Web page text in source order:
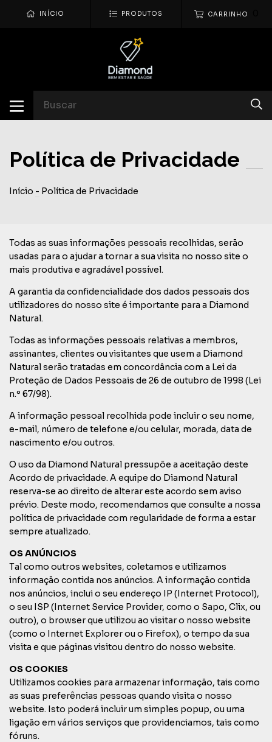
INÍCIO PRODUTOS CARRINHO
Política de Privacidade
Início - Política de Privacidade
Todas as suas informações pessoais recolhidas, serão
usadas para o ajudar a tornar a sua visita no nosso site o
mais produtiva e agradável possível.
A garantia da confidencialidade dos dados pessoais dos
utilizadores do nosso site é importante para a Diamond
Natural.
Todas as informações pessoais relativas a membros,
assinantes, clientes ou visitantes que usem a Diamond
Natural serão tratadas em concordância com a Lei da
Proteção de Dados Pessoais de 26 de outubro de 1998 (Lei
n.º 67/98).
A informação pessoal recolhida pode incluir o seu nome,
e-mail, número de telefone e/ou celular, morada, data de
nascimento e/ou outros.
O uso da Diamond Natural pressupõe a aceitação deste
Acordo de privacidade. A equipe do Diamond Natural
reserva-se ao direito de alterar este acordo sem aviso
prévio. Deste modo, recomendamos que consulte a nossa
política de privacidade com regularidade de forma a estar
sempre atualizado.
OS ANÚNCIOS
Tal como outros websites, coletamos e utilizamos
informação contida nos anúncios. A informação contida
nos anúncios, inclui o seu endereço IP (Internet Protocol),
o seu ISP (Internet Service Provider, como o Sapo, Clix, ou
outro), o browser que utilizou ao visitar o nosso website
(como o Internet Explorer ou o Firefox), o tempo da sua
visita e que páginas visitou dentro do nosso website.
OS COOKIES
Utilizamos cookies para armazenar informação, tais como
as suas preferências pessoas quando visita o nosso
website. Isto poderá incluir um simples popup, ou uma
ligação em vários serviços que providenciamos, tais como
fóruns.